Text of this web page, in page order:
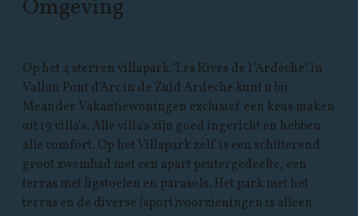
Omgeving
Op het 4 sterren villapark "Les Rives de l 'Ardèche" in
Vallon Pont d'Arc in de Zuid Ardeche kunt u bij
Meander Vakantiewoningen exclusief een keus maken
uit 19 villa's. Alle villa's zijn goed ingericht en hebben
alle comfort. Op het Villapark zelf is een schitterend
groot zwembad met een apart peutergedeelte, een
terras met ligstoelen en parasols. Het park met het
terras en de diverse (sport)voorzieningen is alleen